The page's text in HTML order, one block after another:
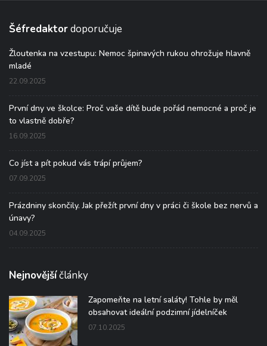
Šéfredaktordoporučuje
Žloutenka na vzestupu: Nemoc špinavých rukou ohrožuje hlavně
mladé
22.09.2025
První dny ve školce: Proč vaše dítě bude pořád nemocné a proč je
to vlastně dobře?
16.09.2025
Co jíst a pít pokud vás trápí průjem?
07.09.2025
Prázdniny skončily. Jak přežít první dny v práci či škole bez nervů a
únavy?
04.09.2025
Nejnovějšíčlánky
Zapomeňte na letní saláty! Tohle by měl
obsahovat ideální podzimní jídelníček
07.10.2025